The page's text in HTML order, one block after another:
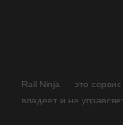
Поезд Севилья -
Rail Ninja — это
владеет и не